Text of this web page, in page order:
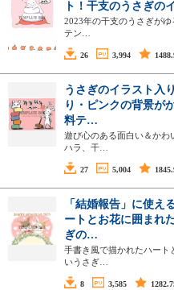
ト！干支のうさぎの
2023年の干支のうさぎが
テン…
26 3,994
うさぎのイラスト入
り・ピンクの背景が
料テ…
遊び心のある面白い＆かわ
ハラ、干…
27 5,004
「結婚報告」に使え
ートとお花に囲まれ
ぎの…
手書き風で描かれたハート
いうさぎ…
8 3,585